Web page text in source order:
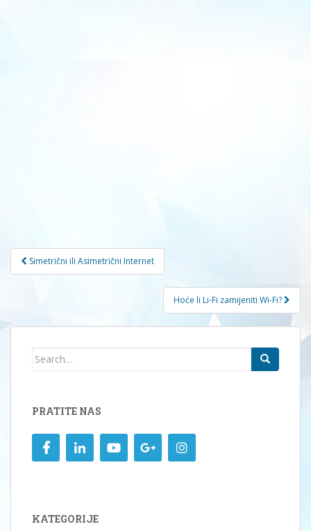
Navigacija
članaka
Simetrični ili Asimetrični Internet
Hoće li Li-Fi zamijeniti Wi-Fi?
Search
PRATITE NAS
KATEGORIJE